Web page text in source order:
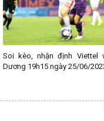
Soi kèo, nhận định Viettel
Dương 19h15 ngày 25/06/